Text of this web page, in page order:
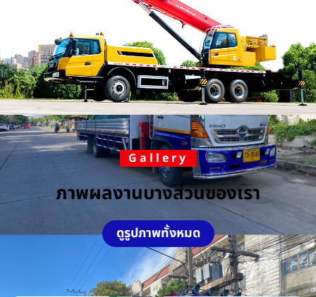
Gallery
ภาพผลงานบางส่วนของเรา
ดูรูปภาพทั้งหมด